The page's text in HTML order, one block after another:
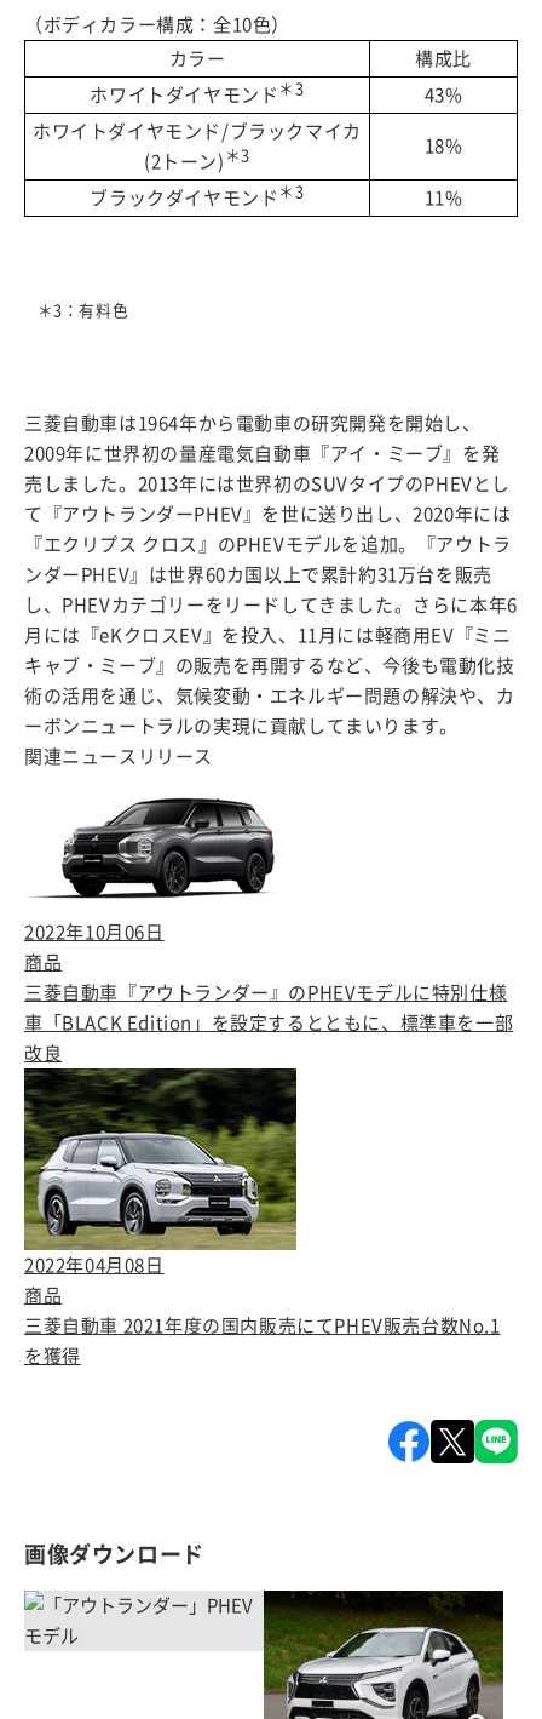
画像ダウンロード
（ボディカラー構成：全10色）
カラー
構成比
ホワイトダイヤモンド ＊3
43%
ホワイトダイヤモンド/ブラックマイカ
(2トーン) ＊3
18%
ブラックダイヤモンド ＊3 11%
＊3：有料色
三菱自動車は1964年から電動車の研究開発を開始し、
2009年に世界初の量産電気自動車『アイ・ミーブ』を発
売しました。2013年には世界初のSUVタイプのPHEVとし
て『アウトランダーPHEV』を世に送り出し、2020年には
『エクリプス クロス』のPHEVモデルを追加。『アウトラ
ンダーPHEV』は世界60カ国以上で累計約31万台を販売
し、PHEVカテゴリーをリードしてきました。さらに本年6
月には『eKクロスEV』を投入、11月には軽商用EV『ミニ
キャブ・ミーブ』の販売を再開するなど、今後も電動化技
術の活用を通じ、気候変動・エネルギー問題の解決や、カ
ーボンニュートラルの実現に貢献してまいります。
関連ニュースリリース
2022年10月06日
商品
三菱自動車『アウトランダー』のPHEVモデルに特別仕様
車「BLACK Edition」を設定するとともに、標準車を一部
改良
2022年04月08日
商品
三菱自動車 2021年度の国内販売にてPHEV販売台数No.1
を獲得